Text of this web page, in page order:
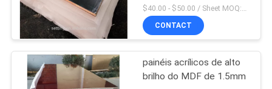
CONTACT
painéis acrílicos de alto
brilho do MDF de 1.5mm